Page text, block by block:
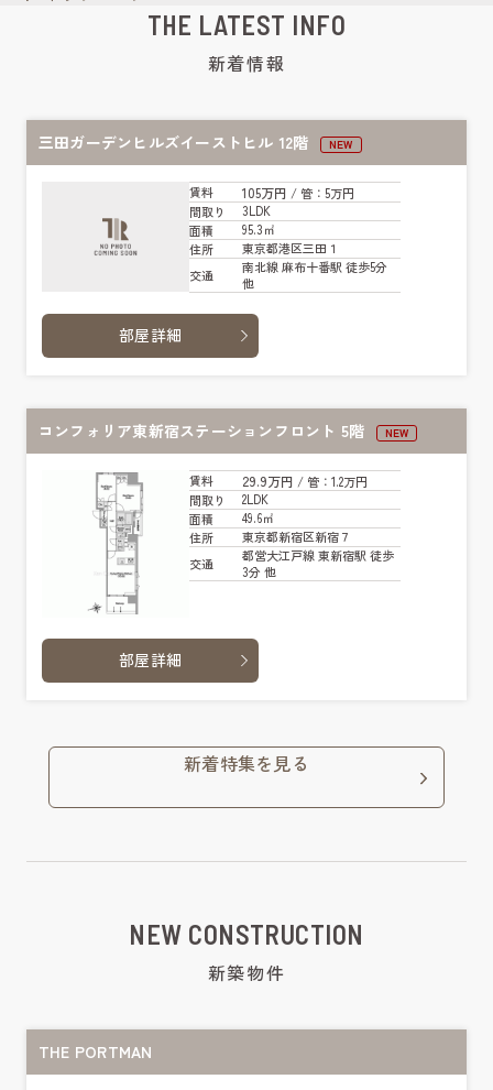
THE LATEST INFO
新着情報
三田ガーデンヒルズイーストヒル 12階 NEW
賃料 105万円 / 管：5万円
間取り
3LDK
面積
95.3㎡
住所
東京都港区三田１
交通
南北線 麻布十番駅 徒歩5分
他
部屋詳細
コンフォリア東新宿ステーションフロント 5階 NEW
賃料 29.9万円 / 管：1.2万円
間取り
2LDK
面積
49.6㎡
住所
東京都新宿区新宿７
交通
都営大江戸線 東新宿駅 徒歩
3分 他
部屋詳細
新着特集を見る
NEW CONSTRUCTION
新築物件
THE PORTMAN